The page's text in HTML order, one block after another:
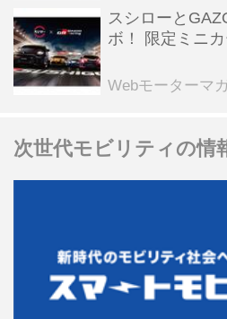
スシローと
ボ！ 限定ミニ
る抽選企画など
Webモーターマ
次世代モビリティの情